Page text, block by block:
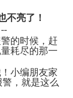
不亮了！
的时候，赶
耗尽的那一
小编朋友家
，就是这么